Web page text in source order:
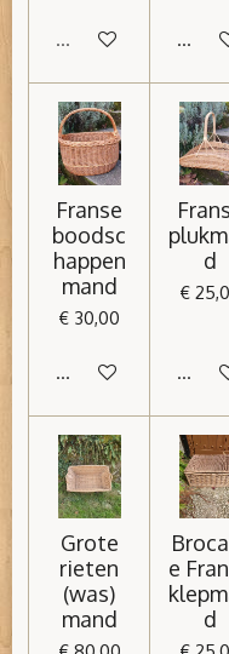
Uitverkocht In
Franse
boodsc
happen
mand
€ 30,00
In winkelwagen
d
€
In
Grote
rieten
(was)
mand
e
d